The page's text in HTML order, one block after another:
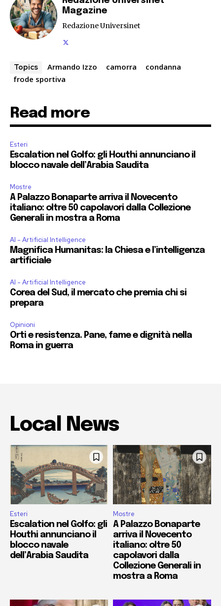
Magazine
Redazione Universinet
Topics Armando Izzo camorra
condanna
frode sportiva
Read more
Esteri
Escalation nel Golfo: gli Houthi annunciano il
blocco navale dell’Arabia Saudita
Mostre
A Palazzo Bonaparte arriva il Novecento
italiano: oltre 50 capolavori dalla Collezione
Generali in mostra a Roma
AI - Artificial Intelligence
Magnifica Humanitas: la Chiesa e l’intelligenza
artificiale
AI - Artificial Intelligence
Corea del Sud, il mercato che premia chi si
prepara
Opinioni
Orti e resistenza. Pane, fame e dignità nella
Roma in guerra
Local News
Esteri
Escalation nel Golfo: gli
Houthi annunciano il
blocco navale
dell’Arabia Saudita
Mostre
A Palazzo Bonaparte
arriva il Novecento
italiano: oltre 50
capolavori dalla
Collezione Generali in
mostra a Roma